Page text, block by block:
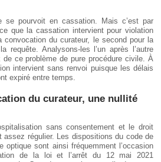
se pourvoit en cassation. Mais c’est par
que la cassation intervient pour violation
du curateur, le second pour la
requête. Analysons-les l’un après l’autre
de ce problème de pure procédure civile. À
intervient sans renvoi puisque les délais
expiré entre temps.
du curateur, une nullité
sans consentement et le droit
assez régulier. Les dispositions du code de
optique sont ainsi fréquemment l’occasion
de la loi et l’arrêt du 12 mai 2021